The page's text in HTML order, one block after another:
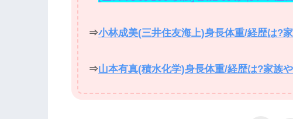
⇒小林成美(三井住友海上)身長体重/経歴は?
⇒山本有真(積水化学)身長体重/経歴は?家族